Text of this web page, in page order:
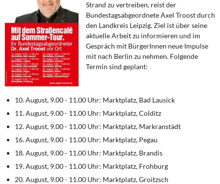
Wirtschaftspolitik
Steuer- und Finanzpolitik
Öffentliche Infrastruktur und Daseinsvorsorge
Eurokrise und Griechenland
DIE LINKE
Weitere Themen
Memo-Gruppe
Institut Solidarische Moderne
Strand zu vertreiben, reist der
Bundestagsabgeordnete Axel Troost durch
den Landkreis Leipzig. Ziel ist über seine
aktuelle Arbeit zu informieren und im
Gespräch mit BürgerInnen neue Impulse
mit nach Berlin zu nehmen. Folgende
Termin sind geplant:
10. August, 9.00 - 11.00 Uhr: Marktplatz, Bad Lausick
11. August, 9.00 - 11.00 Uhr: Marktplatz, Colditz
12. August, 9.00 - 11.00 Uhr: Marktplatz, Markranstädt
16. August, 9.00 - 11.00 Uhr: Marktplatz, Pegau
18. August, 9.00 - 11.00 Uhr: Marktplatz, Brandis
19. August, 9.00 - 11.00 Uhr: Marktplatz, Frohburg
20. August, 9.00 - 11.00 Uhr: Marktplatz, Groitzsch